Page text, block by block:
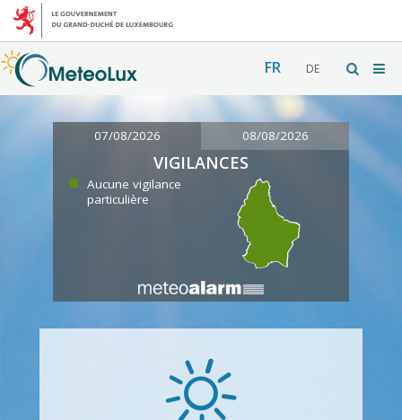
FR DE
07/08/2026 08/08/2026
VIGILANCES
Aucune vigilance
particulière